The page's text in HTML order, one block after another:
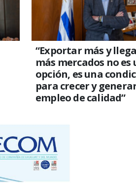
“Exportar más y
más mercados no es
opción, es una
para crecer y
empleo de calidad”